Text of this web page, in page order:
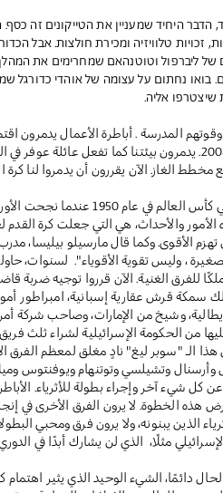
הדבר היחיד שמעניין את הטייקונים זה
זכויות טלוויזיה ומכירת חולצות. אבל
של ליברפול וטוטנהאם שמחרימים את
בואו נחתום על עצומה של אוהדי
שיצטרפו אליה.
وقوتهم المدرسة . أباطرة الأعمال يدمرون
في عام 2008. يدمرون بيئتنا كما تفعل عائلة
الغاز. الآن يقررون أن يدمروا لنا كرة
منذ نهائي كأس العالم في
والأحداث، هي التي جعلت كرة
الأقوى. وكما قال مارسيلو بيليسا،
، وليس تقوية الأقوياء". لسنوات،
للفرق الغنية. الآن قرروا توجيه ضربة
سمكة قرش عقارية إسبانية، امبراطور
وشيخ من الإمارات، وصاحب شركة
من الحكومة الإسرائيلية لشراء ثلث
الـ "سوبر ليغ" نادٍ مغلق لمعظم الفرق
وأرسنال وتشيلسي وتوتنهام ويوفنتوس
عن كل شيء آخر وإجراء بطولة للأثرياء.
هذه الخطوة. لا يرون الفرق الأخرى في
الذين يبنونه، ولا يرون فرق ومحبي
مثلًا، الذي لن يشارك أبدًا في
دائمًا، الشيء الوحيد الذي يثير اهتمام